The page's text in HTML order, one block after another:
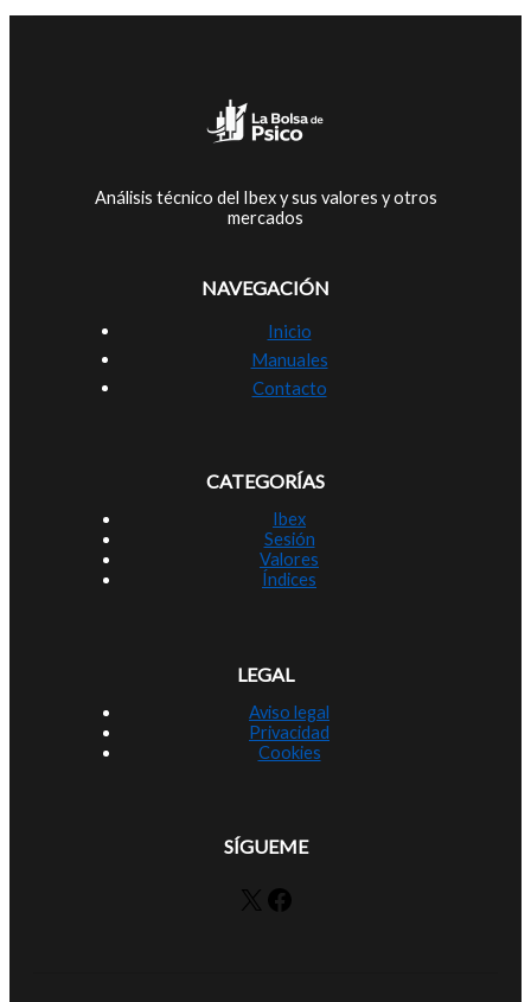
Análisis técnico del Ibex y sus valores y otros
mercados
NAVEGACIÓN
Inicio
Manuales
Contacto
CATEGORÍAS
Ibex
Sesión
Valores
Índices
LEGAL
Aviso legal
Privacidad
Cookies
SÍGUEME
X Facebook